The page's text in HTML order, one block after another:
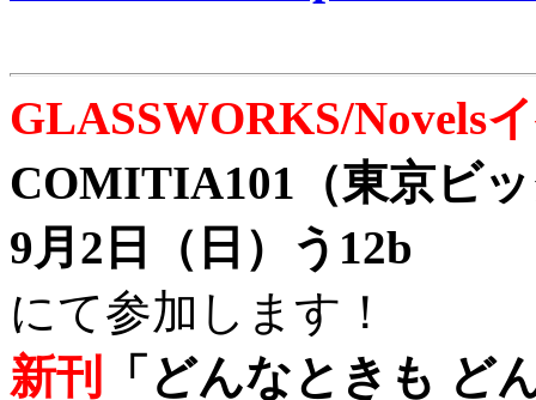
GLASSWORKS/Novels
COMITIA101（東京ビ
9月2日（日）う12b
にて参加します！
新刊
「どんなときも ど